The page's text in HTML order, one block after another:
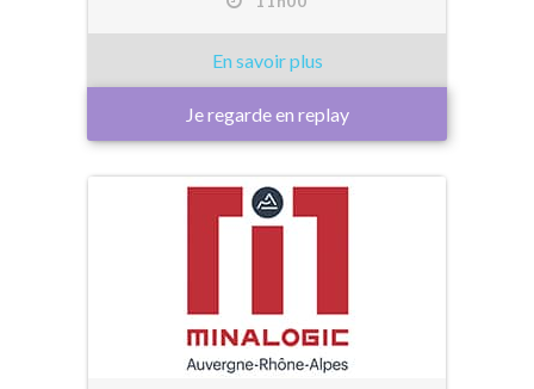
Je regarde en replay